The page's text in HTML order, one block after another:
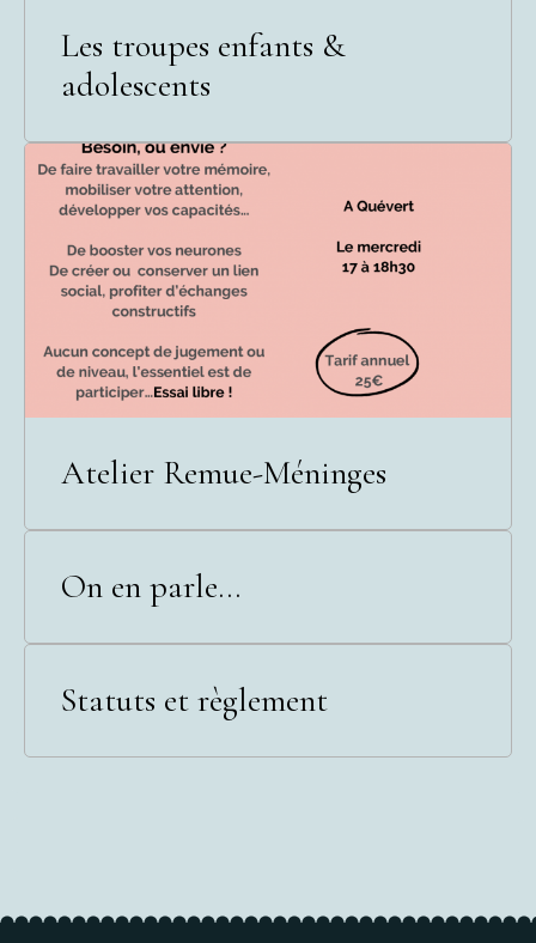
Les troupes enfants &
adolescents
Atelier Remue-Méninges
On en parle...
Statuts et règlement